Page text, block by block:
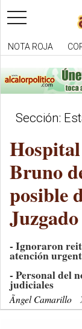
toggle
navigation
NOTA ROJA
Sección:
Bruno
posible
Juzgado
- Ignoraron
atención
- Personal del
judiciales
Ãngel Camarillo